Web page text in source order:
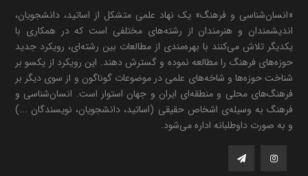
«انسان‌شناسی و فرهنگ» یک نهاد علمی متشکل از اساتید، دانشجویان،
اندیشمندان و هنرمندان از رشته‌های مختلفی است که در همکاری با
یکدیگر تلاش می‌کنند با بهره‌مندی از مطالعات بین رشته‌ای، رویکرد جدید
حوزه‌های فرهنگ را مطالعه نموده و گسترش دهند. این رویکرد از یکسو بر
شناخت حوزه‌ها و شاخه‌های علمی در موضوعات گوناگون و از سوی دیگر بر
فرهنگ‌های محلی و منطقه‌ای ایران و جهان استوار است. انسان‌شناسی و
فرهنگ به وسیله‌ی اشخاص حقیقی (اساتید، دانشجویان، نویسندگان ...)
و به صورت داوطلبانه اداره می‌شود.